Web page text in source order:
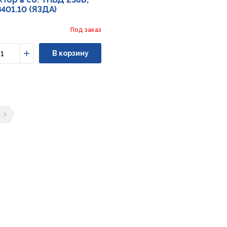
(ЯЗДА)
Под заказ
Увеличить
В корзину